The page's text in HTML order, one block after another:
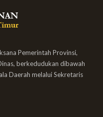
Pemerintah Provinsi,
berkedudukan dibawah
Daerah melalui Sekretaris